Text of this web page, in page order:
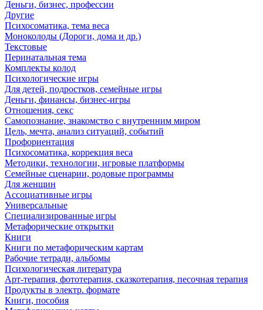
Деньги, бизнес, профессии
Другие
Психосоматика, тема веса
Моноколоды (Дороги, дома и др.)
Текстовые
Перинатальная тема
Комплекты колод
Психологические игры
Для детей, подростков, семейные игры
Деньги, финансы, бизнес-игры
Отношения, секс
Самопознание, знакомство с внутренним миром
Цель, мечта, анализ ситуаций, событий
Профориентация
Психосоматика, коррекция веса
Методики, технологии, игровые платформы
Семейные сценарии, родовые программы
Для женщин
Ассоциативные игры
Универсальные
Специализированные игры
Метафорические открытки
Книги
Книги по метафорическим картам
Рабочие тетради, альбомы
Психологическая литература
Арт-терапия, фототерапия, сказкотерапия, песочная терапия
Продукты в электр. формате
Книги, пособия